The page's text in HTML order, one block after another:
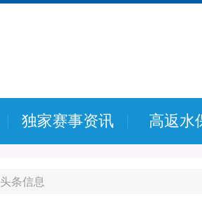
独家赛事资讯 高返水
头条信息